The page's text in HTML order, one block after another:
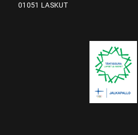
01051 LASKUT